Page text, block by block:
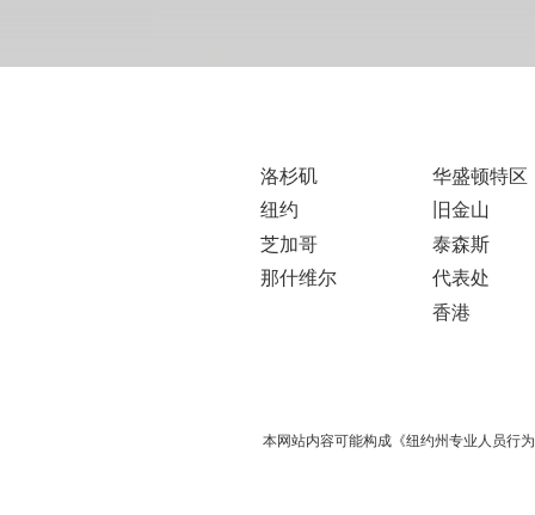
洛杉矶
纽约
芝加哥
那什维尔
华盛顿特区
旧金山
泰森斯
代表处
香港
本网站内容可能构成《纽约州专业人员行